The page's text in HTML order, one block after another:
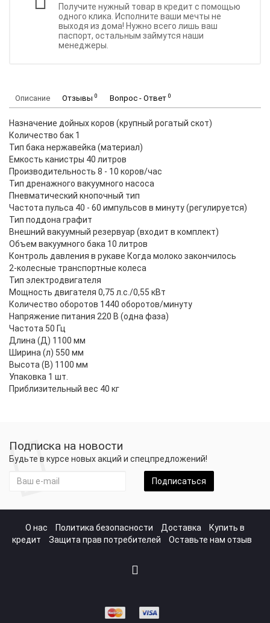
Получите нужный товар в кредит с помощью
одного клика. Исполните ваши мечты не
выходя из дома! Нужно всего лишь ваш
паспорт, остальным займутся наши
менеджеры.
Описание Отзывы 0 Вопрос - Ответ 0
Назначение дойных коров (крупный рогатый скот)
Количество бак 1
Тип бака нержавейка (материал)
Емкость канистры 40 литров
Производительность 8 - 10 коров/час
Тип дренажного вакуумного насоса
Пневматический кнопочный тип
Частота пульса 40 - 60 импульсов в минуту (регулируется)
Тип поддона графит
Внешний вакуумный резервуар (входит в комплект)
Объем вакуумного бака 10 литров
Контроль давления в рукаве Когда молоко закончилось
2-колесные транспортные колеса
Тип электродвигателя
Мощность двигателя 0,75 л.с./0,55 кВт
Количество оборотов 1440 оборотов/минуту
Напряжение питания 220 В (одна фаза)
Частота 50 Гц
Длина (Д) 1100 мм
Ширина (л) 550 мм
Высота (В) 1100 мм
Упаковка 1 шт.
Приблизительный вес 40 кг
Подписка на новости
Будьте в курсе новых акций и спецпредложений!
Подписаться
О нас Политика безопасности Доставка
Купить в
кредит
Защита прав потребителей Оставьте нам отзыв